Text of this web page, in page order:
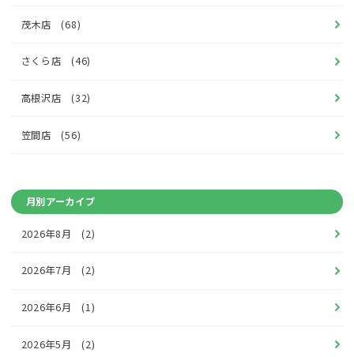
茂木店 (68)
さくら店 (46)
高根沢店 (32)
笠間店 (56)
月別アーカイブ
2026年8月 (2)
2026年7月 (2)
2026年6月 (1)
2026年5月 (2)